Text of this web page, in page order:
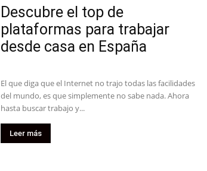
Descubre el top de
plataformas para trabajar
desde casa en España
El que diga que el Internet no trajo todas las facilidades
del mundo, es que simplemente no sabe nada. Ahora
hasta buscar trabajo y...
Leer más